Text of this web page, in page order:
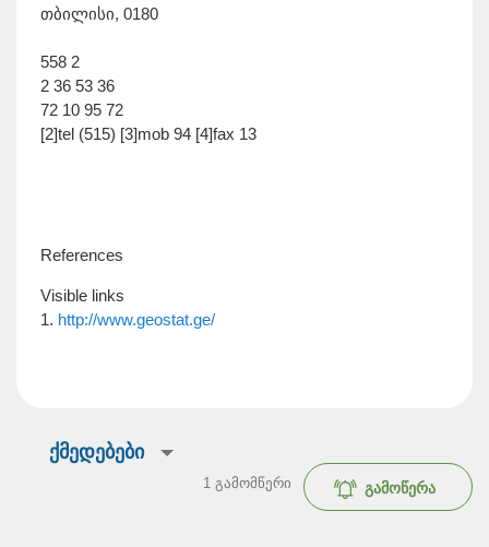
თბილისი, 0180
558 2
2 36 53 36
72 10 95 72
[2]tel (515) [3]mob 94 [4]fax 13
References
Visible links
1. http://www.geostat.ge/
ქმედებები
გამოწერა
1 გამომწერი